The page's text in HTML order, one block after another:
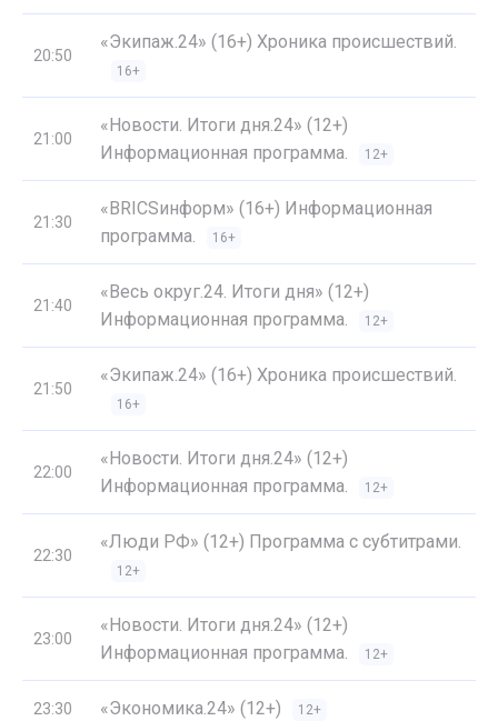
20:50
«Экипаж.24» (16+) Хроника происшествий.
16+
21:00
«Новости. Итоги дня.24» (12+)
Информационная программа.
12+
21:30
«BRICSинформ» (16+) Информационная
программа.
16+
21:40
«Весь округ.24. Итоги дня» (12+)
Информационная программа.
12+
21:50
«Экипаж.24» (16+) Хроника происшествий.
16+
22:00
«Новости. Итоги дня.24» (12+)
Информационная программа.
12+
22:30
«Люди РФ» (12+) Программа с субтитрами.
12+
23:00
«Новости. Итоги дня.24» (12+)
Информационная программа.
12+
23:30 «Экономика.24» (12+) 12+